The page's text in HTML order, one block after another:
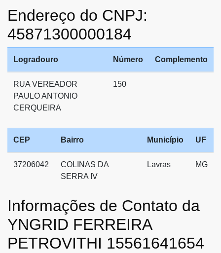
Endereço do CNPJ:
45871300000184
Logradouro Número Complemento
RUA VEREADOR
PAULO ANTONIO
CERQUEIRA
150
CEP Bairro Município UF
37206042
COLINAS DA
SERRA IV
Lavras MG
Informações de Contato da
YNGRID FERREIRA
PETROVITHI 15561641654